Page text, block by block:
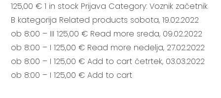
125,00 € 1 in stock Prijava Category: Voznik začetnik
B kategorija Related products sobota, 19.02.2022
ob 8:00 – III 125,00 € Read more sreda, 09.02.2022
ob 8:00 – I 125,00 € Read more nedelja, 27.02.2022
ob 8:00 – I 125,00 € Add to cart četrtek, 03.03.2022
ob 8:00 – I 125,00 € Add to cart